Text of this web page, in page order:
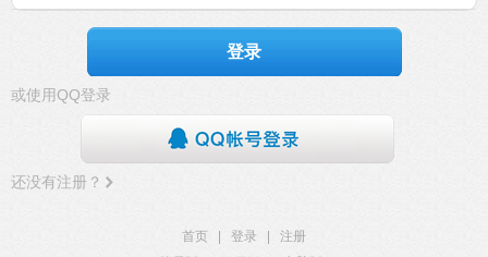
登录
或使用QQ登录
还没有注册？
首页 登录
注册